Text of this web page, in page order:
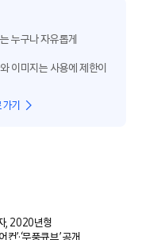
누구나 자유롭게
이미지는 사용에 제한이
기
, 2020년형